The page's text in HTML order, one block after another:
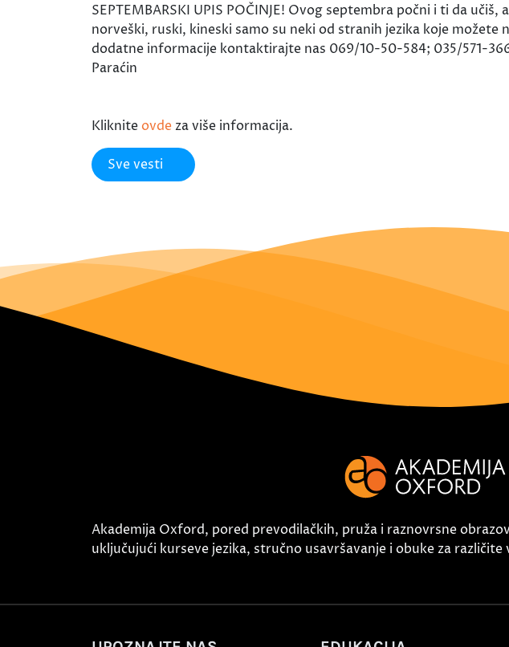
SEPTEMBARSKI UPIS POČINJE! Ovog septembra počni i ti da
norveški, ruski, kineski samo su neki od stranih jezika koje
dodatne informacije kontaktirajte nas 069/10-50-584; 035/571-
Paraćin
Kliknite ovde za više informacija.
Sve vesti
Akademija Oxford, pored prevodilačkih, pruža i raznovrsne
uključujući kurseve jezika, stručno usavršavanje i obuke za različite